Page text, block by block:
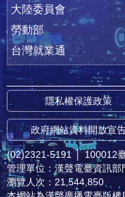
大陸委員會
勞動部
台灣就業通
隱私權保護政策
政府網站資料開放宣
(02)2321-5191 │ 100012
管理單位：漢聲電臺資訊部
瀏覽人次：21,544,850